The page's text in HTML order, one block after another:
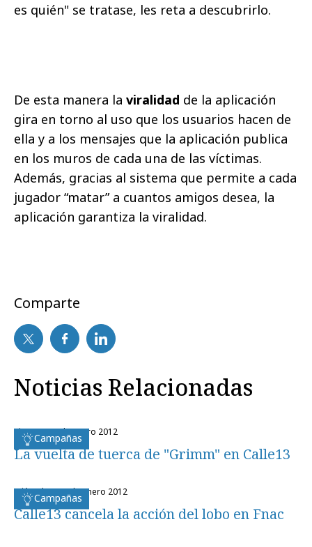
es quién" se tratase, les reta a descubrirlo.
De esta manera la viralidad de la aplicación
gira en torno al uso que los usuarios hacen de
ella y a los mensajes que la aplicación publica
en los muros de cada una de las víctimas.
Además, gracias al sistema que permite a cada
jugador “matar” a cuantos amigos desea, la
aplicación garantiza la viralidad.
Comparte
Noticias Relacionadas
Campañas
viernes, 20 de enero 2012
La vuelta de tuerca de "Grimm" en Calle13
Campañas
miércoles, 18 de enero 2012
Calle13 cancela la acción del lobo en Fnac